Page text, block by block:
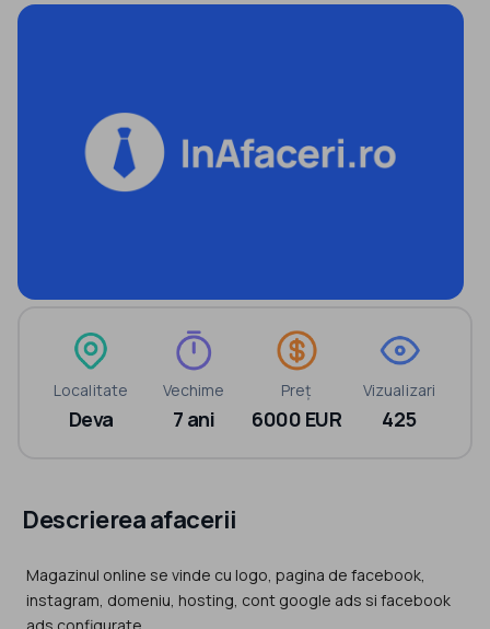
Localitate
Deva
Vechime
7 ani
Preț
6000 EUR
Vizualizari
425
Descrierea afacerii
Magazinul online se vinde cu logo, pagina de facebook,
instagram, domeniu, hosting, cont google ads si facebook